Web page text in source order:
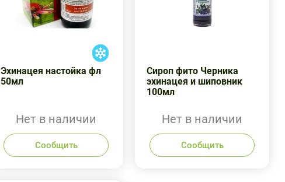
Эхинацея настойка фл
50мл
Нет в наличии
Сообщить
Сироп фито Черника
эхинацея и шиповник
100мл
Нет в наличии
Сообщить